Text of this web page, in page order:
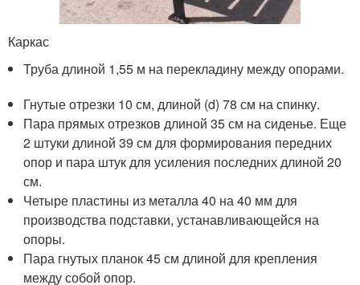
Каркас
Труба длиной 1,55 м на перекладину между опорами.
Гнутые отрезки 10 см, длиной (d) 78 см на спинку.
Пара прямых отрезков длиной 35 см на сиденье. Еще
2 штуки длиной 39 см для формирования передних
опор и пара штук для усиления последних длиной 20
см.
Четыре пластины из металла 40 на 40 мм для
производства подставки, устанавливающейся на
опоры.
Пара гнутых планок 45 см длиной для крепления
между собой опор.